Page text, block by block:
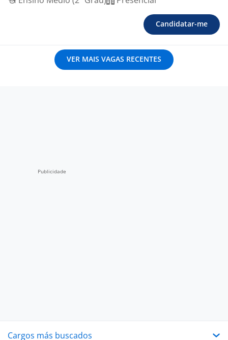
Candidatar-me
VER MAIS VAGAS RECENTES
Cargos más buscados